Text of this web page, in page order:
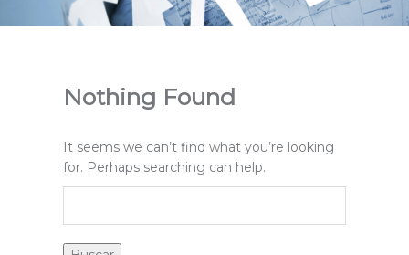
Nothing Found
It seems we can’t find what you’re looking
for. Perhaps searching can help.